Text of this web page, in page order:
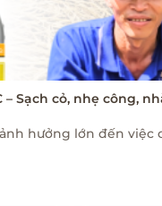
– Sạch cỏ, nhẹ công,
hưởng lớn đến việc